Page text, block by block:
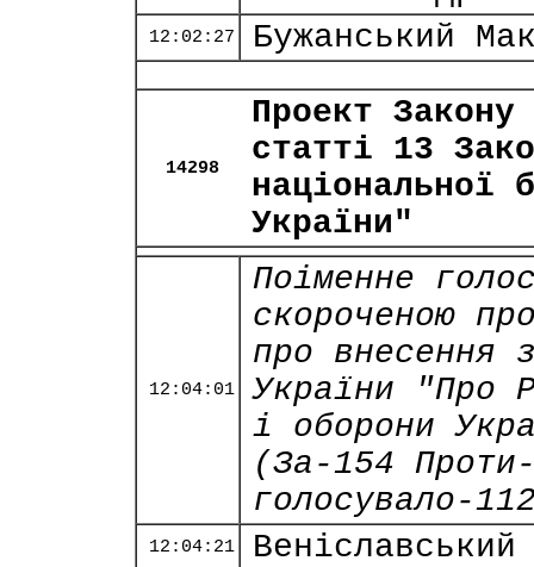
12:02:27 Бужанський
14298
Проект
статті 13
національної
України"
12:04:01
Поіменне
скороченою
про внесення
України "Про
і оборони
(За-154
голосувало-
12:04:21